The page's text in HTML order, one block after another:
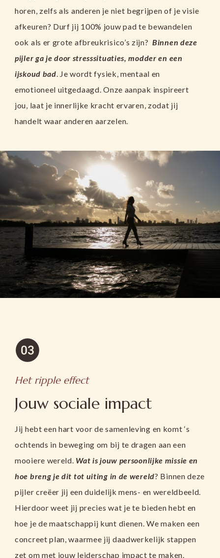
horen, zelfs als anderen je niet begrijpen of je visie
afkeuren? Durf jij 100% jouw pad te bewandelen
ook als er grote afbreukrisico’s zijn? Binnen deze
pijler ga je door stresssituaties, modder en een
ijskoud bad. Je wordt fysiek, mentaal en
emotioneel uitgedaagd.Onze aanpak inspireert
jou, laat je innerlijke kracht ervaren, zodat jij
handelt waar anderen aarzelen.
Het ripple effect
Jouw sociale impact
Jij hebt een hart voor de samenleving en komt ‘s
ochtends in beweging om bij te dragen aan een
mooiere wereld. Wat is jouw persoonlijke missie en
hoe breng je dit tot uiting in de wereld? Binnen deze
pijler creëer jij een duidelijk mens- en wereldbeeld.
Hierdoor weet jij precies wat je te bieden hebt en
hoe je de maatschappij kunt dienen. We maken een
concreet plan, waarmee jij daadwerkelijk stappen
zet om met jouw leiderschap impact te maken.